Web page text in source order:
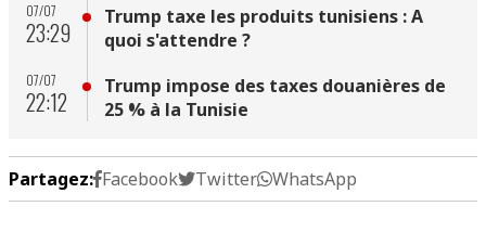
07/07
23:29
Trump taxe les produits tunisiens : A
quoi s'attendre ?
07/07
22:12
Trump impose des taxes douanières de
25 % à la Tunisie
Partagez: Facebook Twitter WhatsApp